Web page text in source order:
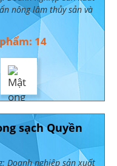
nông lâm thủy sản và
14
sạch Quyền
Doanh nghiệp sản xuất